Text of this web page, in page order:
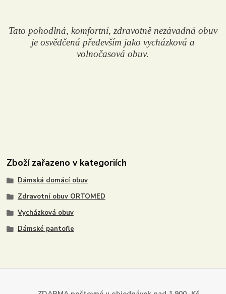
Tato pohodlná, komfortní, zdravotně nezávadná obuv
jeosvědčená především jako vycházková a
volnočasová obuv.
Zboží zařazeno v kategoriích
Dámská domácí obuv
Zdravotní obuv ORTOMED
Vycházková obuv
Dámské pantofle